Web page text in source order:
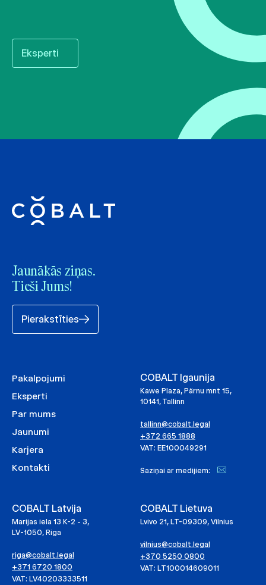
Eksperti
Jaunākās ziņas.
Tieši Jums!
Pierakstīties
Pakalpojumi
Eksperti
Par mums
Jaunumi
Karjera
Kontakti
COBALT Igaunija
Kawe Plaza, Pärnu mnt 15,
10141, Tallinn
tallinn@cobalt.legal
+372 665 1888
VAT: EE100049291
Saziņai ar medijiem:
COBALT Latvija
Marijas iela 13 K-2 - 3,
LV-1050, Riga
riga@cobalt.legal
+371 6720 1800
VAT: LV40203333511
COBALT Lietuva
Lvivo 21, LT-09309, Vilnius
vilnius@cobalt.legal
+370 5250 0800
VAT: LT100014609011